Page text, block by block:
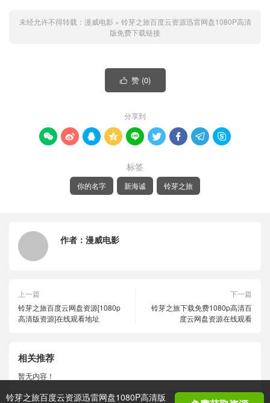
铃芽之旅百度云资源迅雷网盘1080P高清版
未经允许不得转载： 漫威电影 » 铃芽之旅百度云资源迅雷网盘1080P高清
版免费下载链接
 赞 (0)
分享到
        
标签
你的名字 新海诚 铃芽之旅
作者： 漫威电影
上一篇
铃芽之旅百度云网盘资源[1080p
高清版资源]在线观看地址
下一篇
铃芽之旅下载免费1080p高清百
度云网盘资源在线观看
相关推荐
暂无内容！